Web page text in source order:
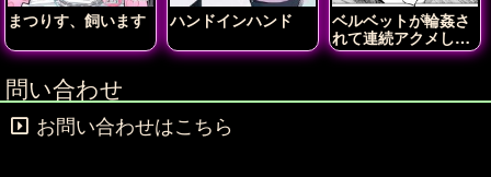
まつりす、飼います ハンドインハンド
ベルベットが輪姦さ
れて連続アクメしち
ゃう!!
問い合わせ
お問い合わせはこちら